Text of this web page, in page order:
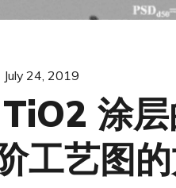
July 24, 2019
涂
工艺图